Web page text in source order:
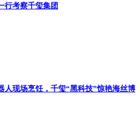
行考察千玺集团
人现场烹饪，千玺“黑科技”惊艳海丝博